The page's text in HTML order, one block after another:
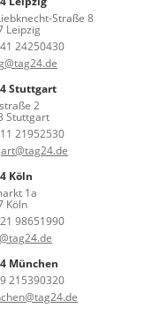
Straße 8
Leipzig
24250430
Stuttgart
2
Stuttgart
21952530
Köln
1a
Köln
98651990
München
215390320